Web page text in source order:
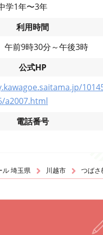
学1年〜3年
利用時間
前9時30分～午後3時
公式HP
a2007.html
電話番号
ル 埼玉県 川越市 つばさ